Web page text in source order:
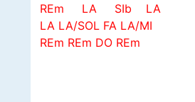
REm LA SIb LA
LA LA/SOL FA LA/MI
REm REm DO REm